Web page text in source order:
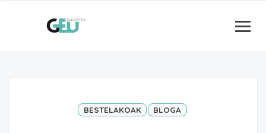
BESTELAKOAK BLOGA